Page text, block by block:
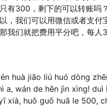
有300，剩下的可以转账吗
，我们可以用微信或者支付
我们就把费用平分吧，每人
huà jiāo liú huó dòng
a, wán de hěn jìn xìng!
xià, huǒ guō huā le 500,